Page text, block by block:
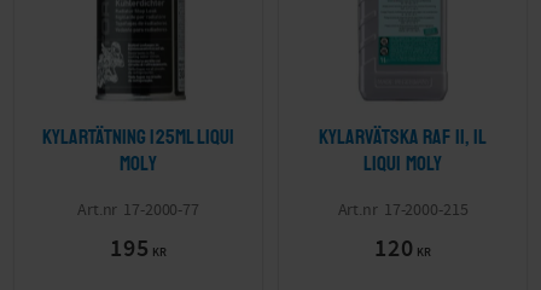
Kylartätning 125ml LIQUI
MOLY
17-2000-77
195 KR
Kylarvätska Raf 11, 1L
LIQUI MOLY
17-2000-215
120 KR